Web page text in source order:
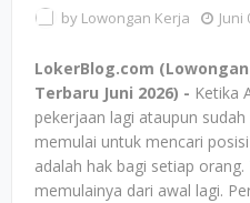
by Lowongan Kerja Juni
LokerBlog.com (Lowongan
Terbaru Juni 2026) - Ketika
pekerjaan lagi ataupun
memulai untuk mencari
adalah hak bagi setiap
memulainya dari awal lagi.